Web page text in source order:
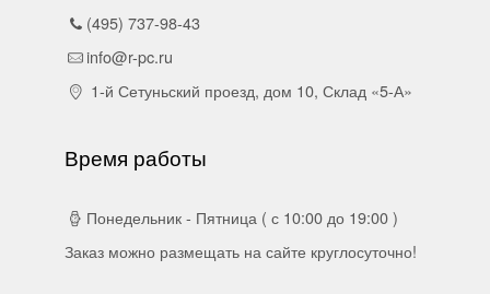
(495) 737-98-43
info@r-pc.ru
1-й Сетуньский проезд, дом 10, Склад «5-А»
Время работы
Понедельник - Пятница ( с 10:00 до 19:00 )
Заказ можно размещать на сайте круглосуточно!